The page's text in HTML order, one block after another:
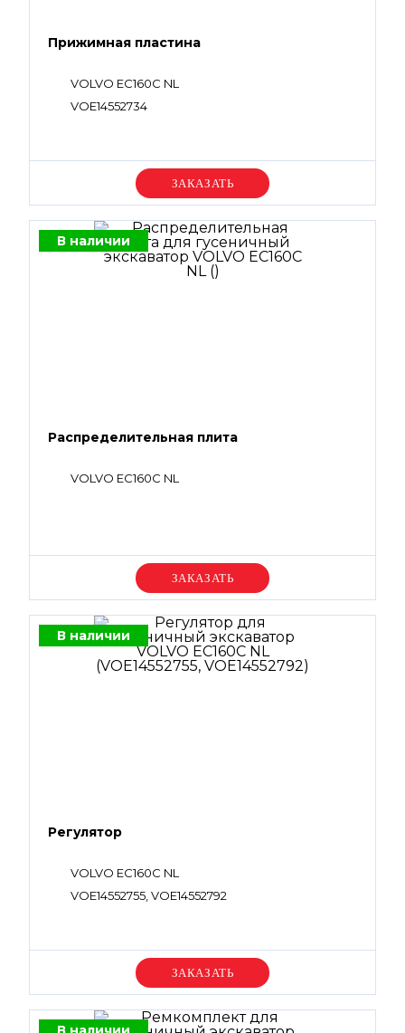
Прижимная пластина
VOLVO EC160C NL
VOE14552734
Уточняйте цену
В наличии
Распределительная плита
VOLVO EC160C NL
Уточняйте цену
В наличии
Регулятор
VOLVO EC160C NL
VOE14552755, VOE14552792
Уточняйте цену